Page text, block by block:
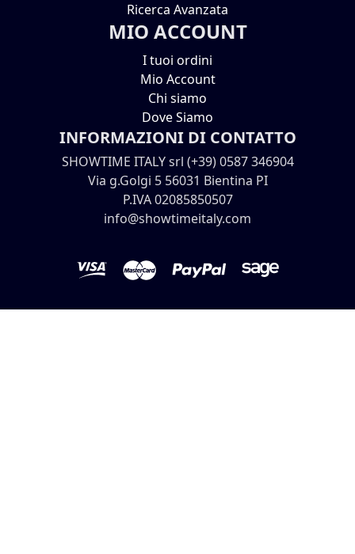
Ricerca Avanzata
MIO ACCOUNT
I tuoi ordini
Mio Account
Chi siamo
Dove Siamo
INFORMAZIONI DI CONTATTO
SHOWTIME ITALY srl (+39) 0587 346904
Via g.Golgi 5 56031 Bientina PI
P.IVA 02085850507
info@showtimeitaly.com